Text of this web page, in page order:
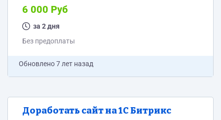
6 000 Руб
за 2 дня
Без предоплаты
Обновлено7 лет назад
Доработать сайт на 1С Битрикс